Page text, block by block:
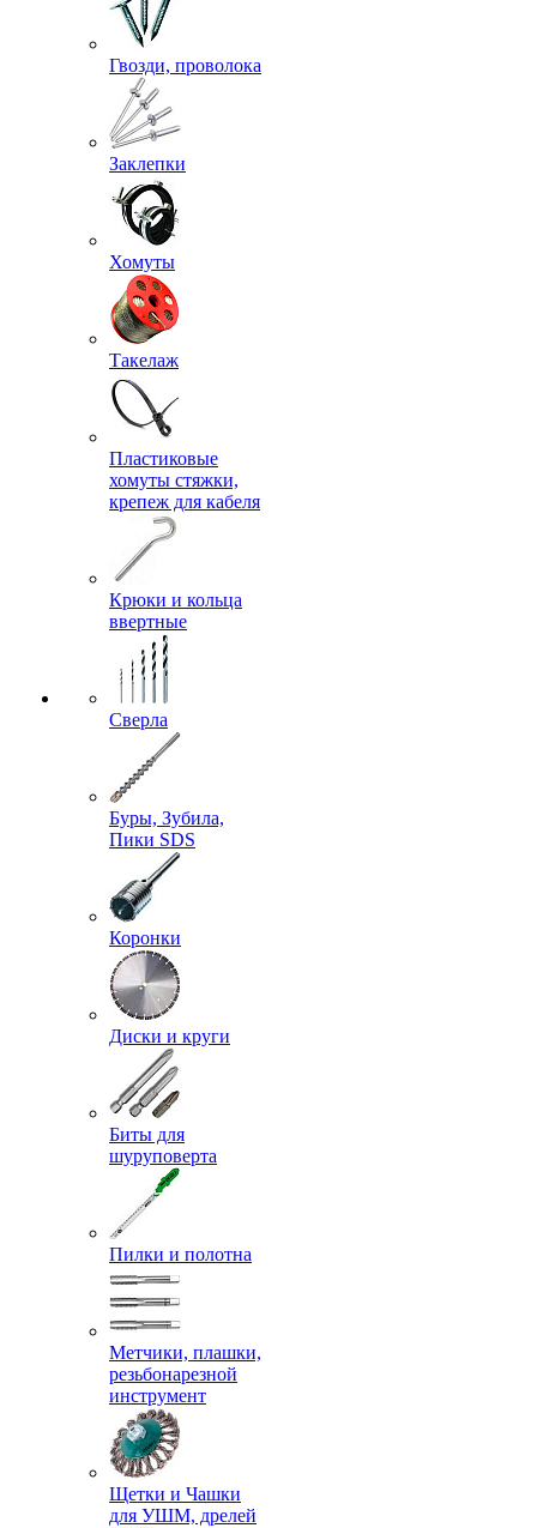
Гвозди, проволока
Заклепки
Хомуты
Такелаж
Пластиковые
хомуты стяжки,
крепеж для кабеля
Крюки и кольца
ввертные
Сверла
Буры, Зубила,
Пики SDS
Коронки
Диски и круги
Биты для
шуруповерта
Пилки и полотна
Метчики, плашки,
резьбонарезной
инструмент
Щетки и Чашки
для УШМ, дрелей